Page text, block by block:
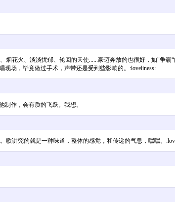
花火、淡淡忧郁、轮回的天使......豪迈奔放的也很好，如"争
场，毕竟做过手术，声带还是受到些影响的。:loveliness:
作，会有质的飞跃。我想。
讲究的就是一种味道，整体的感觉，和传递的气息，嘿嘿。